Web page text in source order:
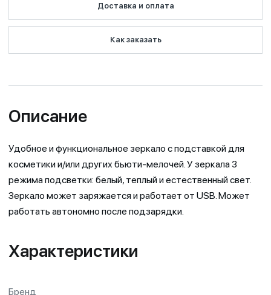
Доставка и оплата
Как заказать
Описание
Удобное и функциональное зеркало с подставкой для
косметики и/или других бьюти-мелочей. У зеркала 3
режима подсветки: белый, теплый и естественный свет.
Зеркало может заряжается и работает от USB. Может
работать автономно после подзарядки.
Характеристики
Бренд